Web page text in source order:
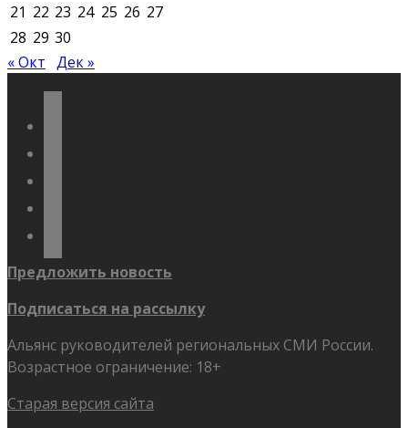
21 22 23 24 25 26 27
28 29 30
« Окт Дек »
Предложить новость
Подписаться на рассылку
Альянс руководителей региональных СМИ России.
Возрастное ограничение: 18+
Старая версия сайта